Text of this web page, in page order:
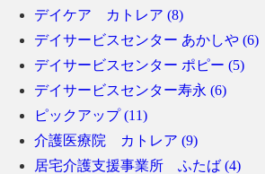
デイケア カトレア (8)
デイサービスセンター あかしや (6)
デイサービスセンター ポピー (5)
デイサービスセンター寿永 (6)
ピックアップ (11)
介護医療院 カトレア (9)
居宅介護支援事業所 ふたば (4)